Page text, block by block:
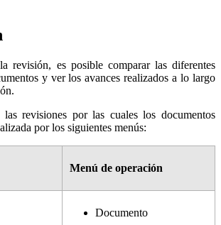
revisión, es posible comparar las diferentes
y ver los avances realizados a lo largo
revisiones por las cuales los documentos
por los siguientes menús:
Menú de operación
Documento